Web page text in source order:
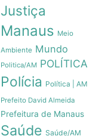
Justiça
Manaus Meio
Ambiente Mundo
Politica/AM POLÍTICA
Polícia Política | AM
Prefeito David Almeida
Prefeitura de Manaus
Saúde Saúde/AM